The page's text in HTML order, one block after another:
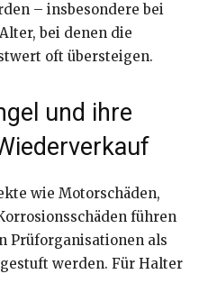
– insbesondere bei
bei denen die
oft übersteigen.
und ihre
wie Motorschäden,
führen
Prüforganisationen als
werden. Für Halter